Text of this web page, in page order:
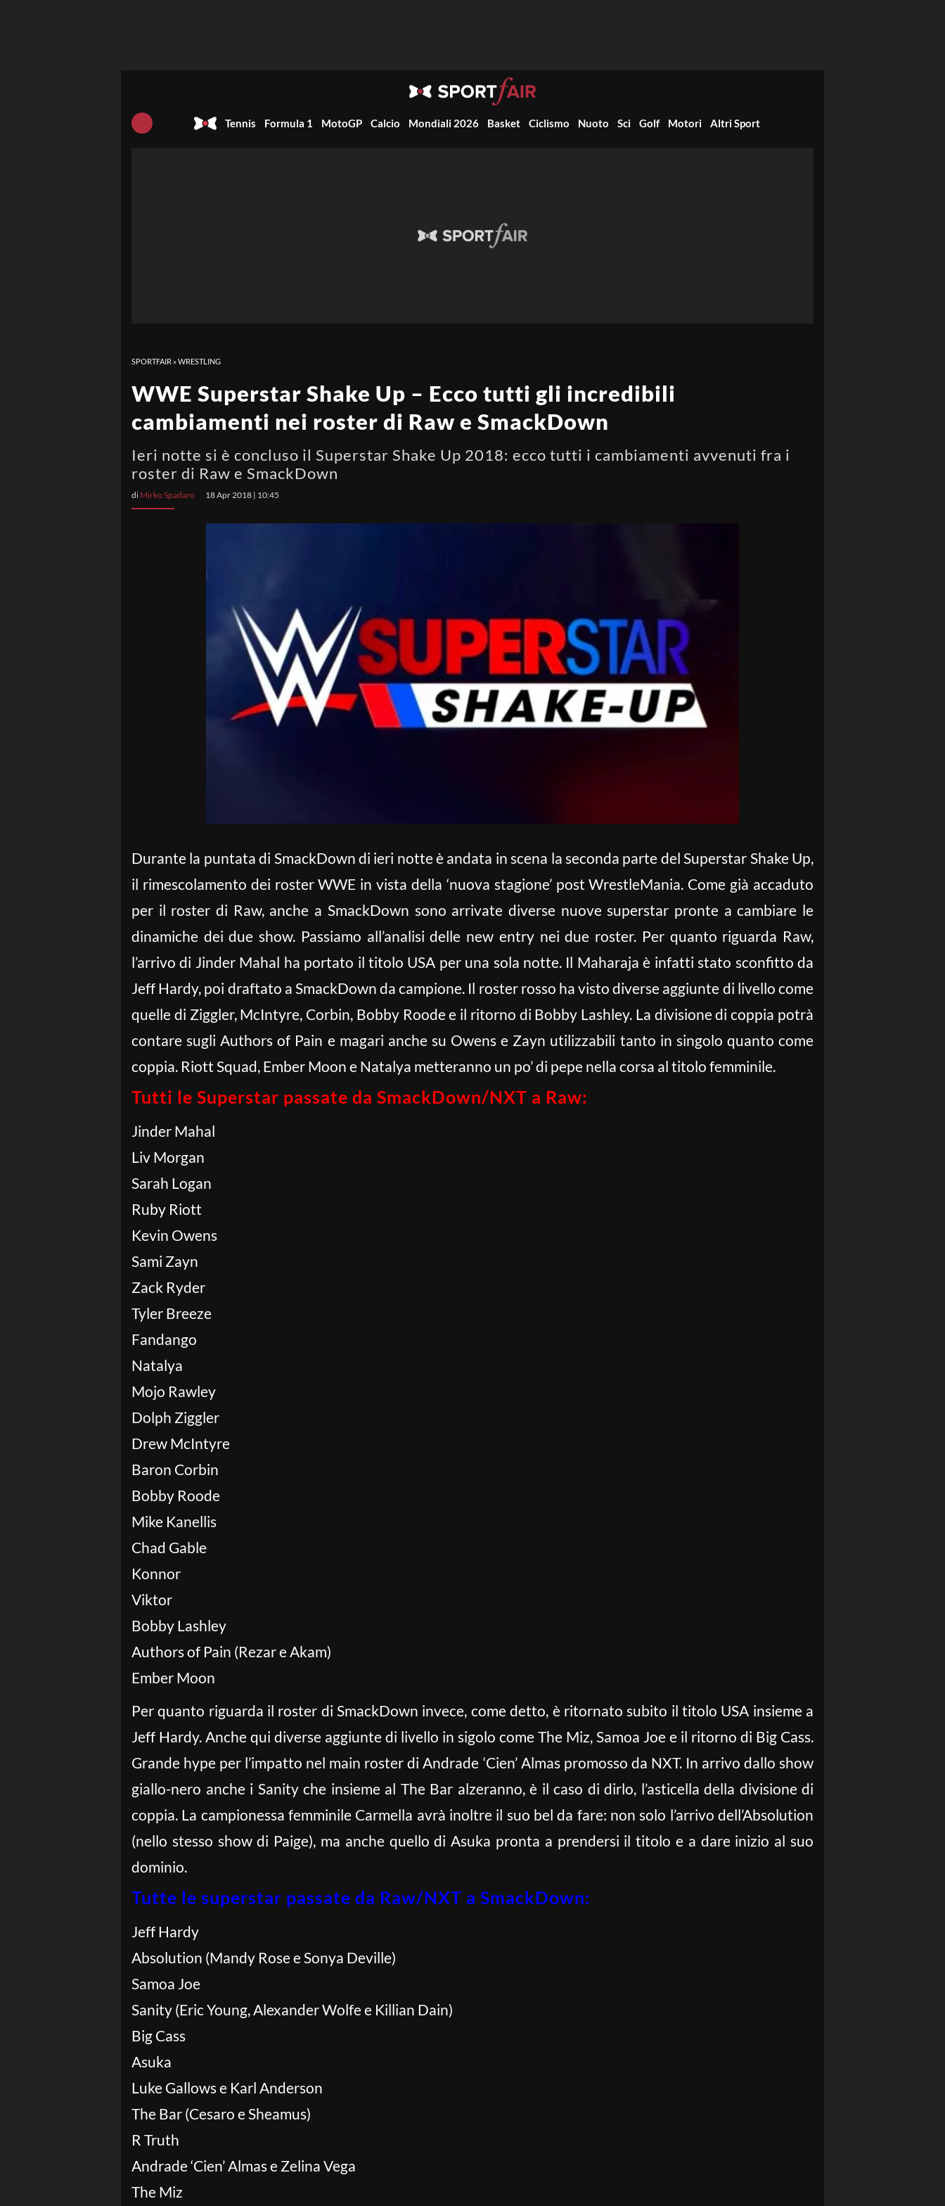
Tennis Formula 1 MotoGP Calcio Mondiali 2026 Basket Ciclismo Nuoto Sci Golf Motori Altri Sport
SPORTFAIR »WRESTLING
WWE Superstar Shake Up – Ecco tutti gli incredibili
cambiamenti nei roster di Raw e SmackDown
Ieri notte si è concluso il Superstar Shake Up 2018: ecco tutti i cambiamenti avvenuti fra i
roster di Raw e SmackDown
di Mirko Spadaro 18 Apr 2018 | 10:45
Durante la puntata di SmackDown di ieri notte è andata in scena la seconda parte del Superstar Shake Up,
il rimescolamento dei roster WWE in vista della ‘nuova stagione’ post WrestleMania. Come già accaduto
per il roster di Raw, anche a SmackDown sono arrivate diverse nuove superstar pronte a cambiare le
dinamiche dei due show. Passiamo all’analisi delle new entry nei due roster. Per quanto riguarda Raw,
l’arrivo di Jinder Mahal ha portato il titolo USA per una sola notte. Il Maharaja è infatti stato sconfitto da
Jeff Hardy, poi draftato a SmackDown da campione. Il roster rosso ha visto diverse aggiunte di livello come
quelle di Ziggler, McIntyre, Corbin, Bobby Roode e il ritorno di Bobby Lashley. La divisione di coppia potrà
contare sugli Authors of Pain e magari anche su Owens e Zayn utilizzabili tanto in singolo quanto come
coppia. Riott Squad, Ember Moon e Natalya metteranno un po’ di pepe nella corsa al titolo femminile.
Tutti le Superstar passate da SmackDown/NXT a Raw:
Jinder Mahal
Liv Morgan
Sarah Logan
Ruby Riott
Kevin Owens
Sami Zayn
Zack Ryder
Tyler Breeze
Fandango
Natalya
Mojo Rawley
Dolph Ziggler
Drew McIntyre
Baron Corbin
Bobby Roode
Mike Kanellis
Chad Gable
Konnor
Viktor
Bobby Lashley
Authors of Pain (Rezar e Akam)
Ember Moon
Per quanto riguarda il roster di SmackDown invece, come detto, è ritornato subito il titolo USA insieme a
Jeff Hardy. Anche qui diverse aggiunte di livello in sigolo come The Miz, Samoa Joe e il ritorno di Big Cass.
Grande hype per l’impatto nel main roster di Andrade ‘Cien’ Almas promosso da NXT. In arrivo dallo show
giallo-nero anche i Sanity che insieme al The Bar alzeranno, è il caso di dirlo, l’asticella della divisione di
coppia. La campionessa femminile Carmella avrà inoltre il suo bel da fare: non solo l’arrivo dell’Absolution
(nello stesso show di Paige), ma anche quello di Asuka pronta a prendersi il titolo e a dare inizio al suo
dominio.
Tutte le superstar passate da Raw/NXT a SmackDown:
Jeff Hardy
Absolution (Mandy Rose e Sonya Deville)
Samoa Joe
Sanity (Eric Young, Alexander Wolfe e Killian Dain)
Big Cass
Asuka
Luke Gallows e Karl Anderson
The Bar (Cesaro e Sheamus)
R Truth
Andrade ‘Cien’ Almas e Zelina Vega
The Miz